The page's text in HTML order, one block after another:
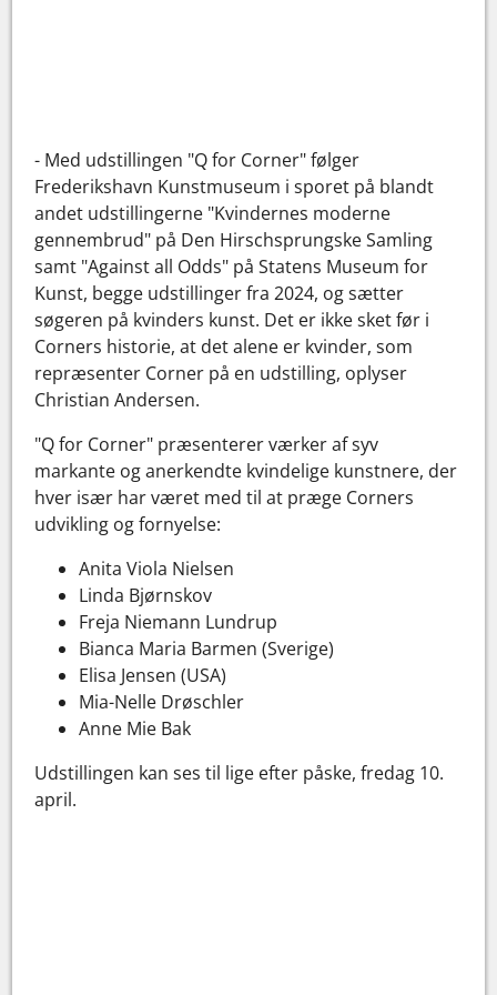
- Med udstillingen "Q for Corner" følger
Frederikshavn Kunstmuseum i sporet på blandt
andet udstillingerne "Kvindernes moderne
gennembrud" på Den Hirschsprungske Samling
samt "Against all Odds" på Statens Museum for
Kunst, begge udstillinger fra 2024, og sætter
søgeren på kvinders kunst. Det er ikke sket før i
Corners historie, at det alene er kvinder, som
repræsenter Corner på en udstilling, oplyser
Christian Andersen.
"Q for Corner" præsenterer værker af syv
markante og anerkendte kvindelige kunstnere, der
hver især har været med til at præge Corners
udvikling og fornyelse:
Anita Viola Nielsen
Linda Bjørnskov
Freja Niemann Lundrup
Bianca Maria Barmen (Sverige)
Elisa Jensen (USA)
Mia-Nelle Drøschler
Anne Mie Bak
Udstillingen kan ses til lige efter påske, fredag 10.
april.